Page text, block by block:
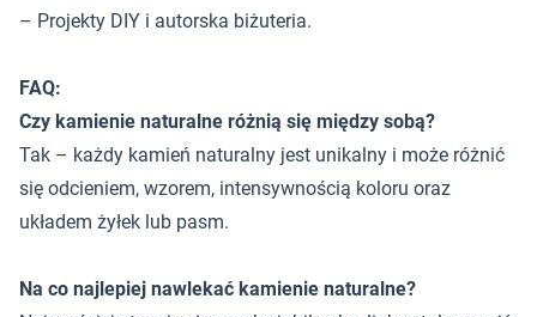
– Projekty DIY i autorska biżuteria.
FAQ:
Czy kamienie naturalne różnią się między sobą?
Tak – każdy kamień naturalny jest unikalny i może różnić
się odcieniem, wzorem, intensywnością koloru oraz
układem żyłek lub pasm.
Na co najlepiej nawlekać kamienie naturalne?